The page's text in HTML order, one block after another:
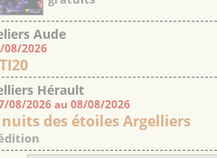
Aude
08/2026
Hérault
08/2026 au 08/08/2026
nuits des étoiles Argelliers